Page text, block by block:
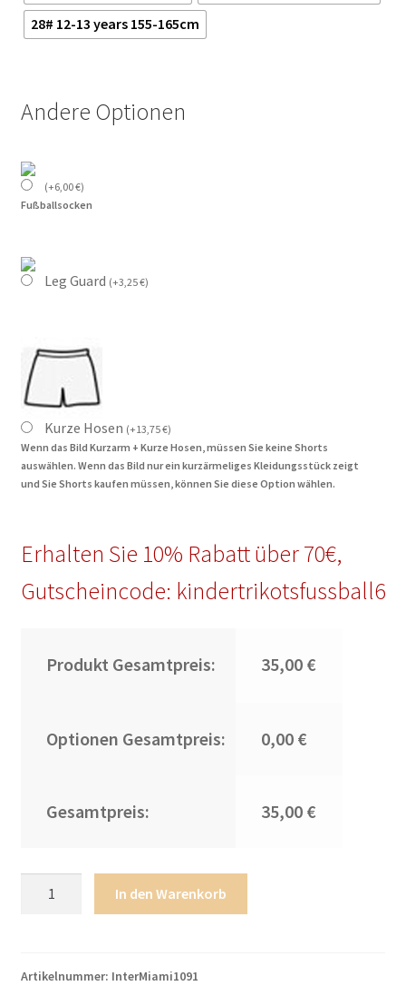
28# 12-13 years 155-165cm
Andere Optionen
(+6,00€)
Fußballsocken
Leg Guard (+3,25€)
Kurze Hosen (+13,75€)
Wenn das Bild Kurzarm + Kurze Hosen, müssen Sie keine Shorts
auswählen. Wenn das Bild nur ein kurzärmeliges Kleidungsstück zeigt
und Sie Shorts kaufen müssen, können Sie diese Option wählen.
Erhalten Sie 10% Rabatt über 70€,
Gutscheincode: kindertrikotsfussball6
Produkt Gesamtpreis: 35,00 €
Optionen Gesamtpreis: 0,00 €
Gesamtpreis: 35,00 €
Inter
In den Warenkorb
Artikelnummer: InterMiami1091